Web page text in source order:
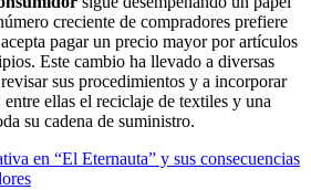
creciente de compradores prefiere
pagar un precio mayor por artículos
Este cambio ha llevado a diversas
sus procedimientos y a incorporar
entre ellas el reciclaje de textiles y una
su cadena de suministro.
en “El Eternauta” y sus consecuencias